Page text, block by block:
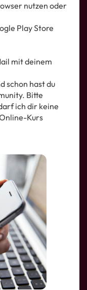
nutzen oder
Play Store
mit deinem
schon hast du
Bitte
ich dir keine
Kurs